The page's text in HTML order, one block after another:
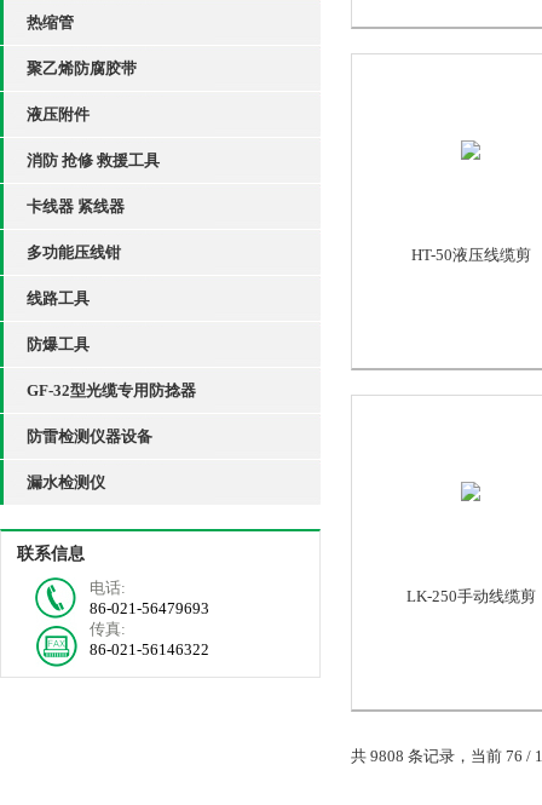
热缩管
聚乙烯防腐胶带
液压附件
消防 抢修 救援工具
卡线器 紧线器
多功能压线钳
线路工具
防爆工具
GF-32型光缆专用防捻器
防雷检测仪器设备
漏水检测仪
联系信息
电话:
86-021-56479693
传真:
86-021-56146322
HT-50液压线缆剪
LK-250手动线缆剪
共 9808 条记录，当前 76 /